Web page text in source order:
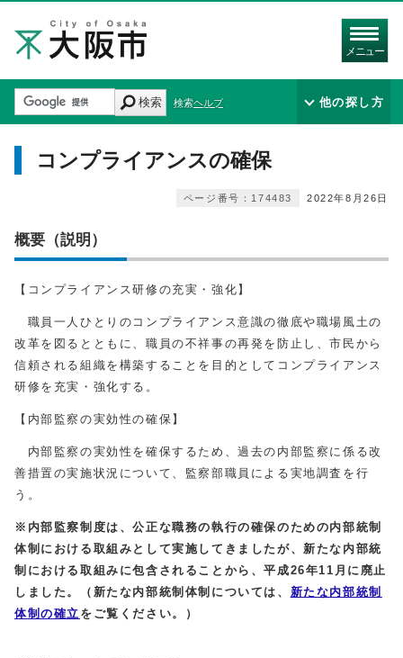
メニュー
検索 検索ヘルプ 他の探し方
コンプライアンスの確保
2022年8月26日
ページ番号：174483
概要（説明）
【コンプライアンス研修の充実・強化】
職員一人ひとりのコンプライアンス意識の徹底や職場風土の
改革を図るとともに、職員の不祥事の再発を防止し、市民から
信頼される組織を構築することを目的としてコンプライアンス
研修を充実・強化する。
【内部監察の実効性の確保】
内部監察の実効性を確保するため、過去の内部監察に係る改
善措置の実施状況について、監察部職員による実地調査を行
う。
※内部監察制度は、公正な職務の執行の確保のための内部統制
体制における取組みとして実施してきましたが、新たな内部統
制における取組みに包含されることから、平成26年11月に廃止
しました。（新たな内部統制体制については、 新たな内部統制
体制の確立 をご覧ください。）